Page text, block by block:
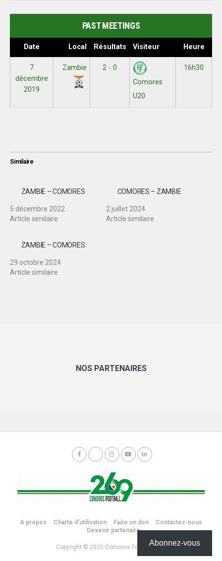
PAST MEETINGS
Date Local Résultats Visiteur Heure
7
décembre
2019
Zambie
2 - 0
Comores
U20
16h30
Similaire
ZAMBIE – COMORES
5 décembre 2022
Article similaire
COMORES – ZAMBIE
2 juillet 2024
Article similaire
ZAMBIE – COMORES
29 octobre 2024
Article similaire
NOS PARTENAIRES
A propos Charte d’utilisation Faire un don
Contactez-nous
Devenir partenaire
Copyright © 2025 Comoros Football 269.Abonnez-vous